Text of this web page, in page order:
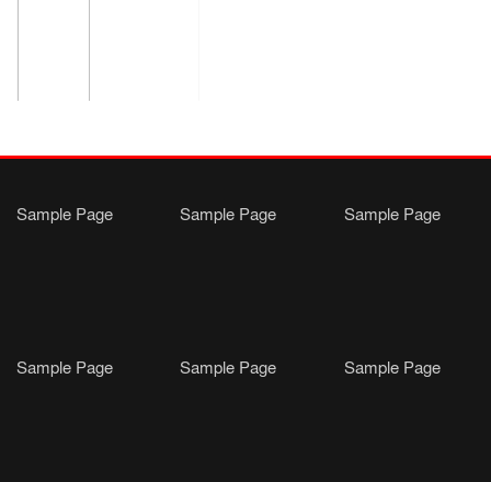
Sample Page Sample Page Sample Page
Sample Page Sample Page Sample Page